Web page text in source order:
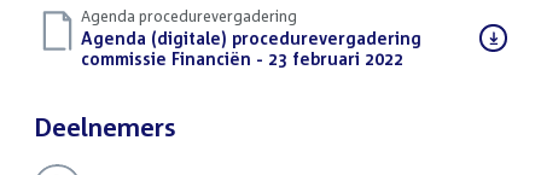
Agenda procedurevergadering
Download
bestand:
Agenda (digitale) procedurevergadering
commissie Financiën - 23 februari 2022
Deelnemers